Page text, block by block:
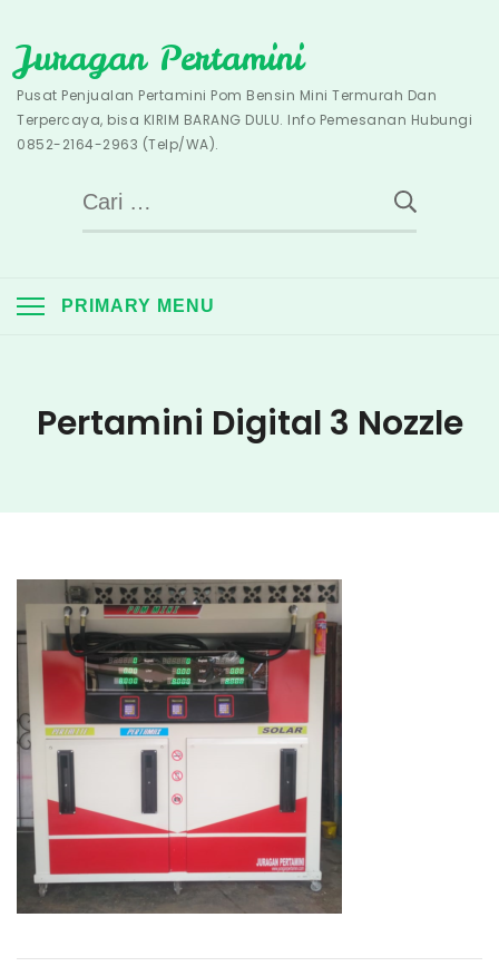
to
content
Juragan Pertamini
Pusat Penjualan Pertamini Pom Bensin Mini Termurah Dan
Terpercaya, bisa KIRIM BARANG DULU. Info Pemesanan Hubungi
0852-2164-2963 (Telp/WA).
Cari
untuk:
PRIMARY MENU
Pertamini Digital 3 Nozzle